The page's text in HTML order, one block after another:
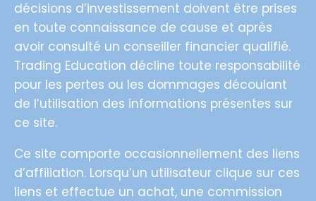
décisions d’investissement doivent être prises
en toute connaissance de cause et après
avoir consulté un conseiller financier qualifié.
Trading Education décline toute responsabilité
pour les pertes ou les dommages découlant
de l’utilisation des informations présentes sur
ce site.
Ce site comporte occasionnellement des liens
d’affiliation. Lorsqu’un utilisateur clique sur ces
liens et effectue un achat, une commission